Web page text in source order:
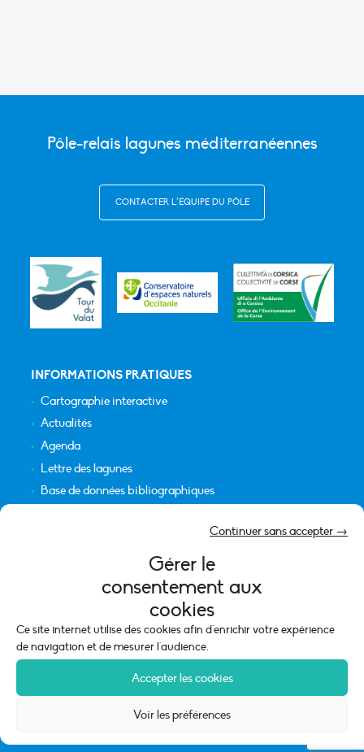
Gérer le
consentement aux
cookies
Ce site internet utilise des cookies afin d'enrichir votre expérience
de navigation et de mesurer l'audience.
Accepter les cookies
Continuer sans accepter →
Voir les préférences
Pôle-relais lagunes méditerranéennes
CONTACTER L’ÉQUIPE DU PÔLE
INFORMATIONS PRATIQUES
Cartographie interactive
Actualités
Agenda
Lettre des lagunes
Base de données bibliographiques
Mentions légales
Politique de cookies (UE)